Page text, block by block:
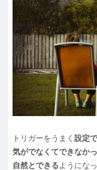
トリガーをうまく 設定
気がでなくてできなか
自然とできるようにな